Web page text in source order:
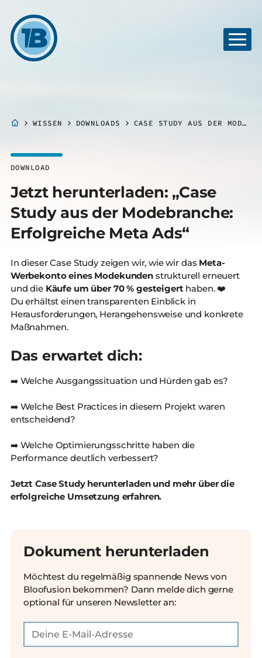
WISSEN DOWNLOADS CASE STUDY AUS DER MODEBRANCHE: ERFOLGREICHE META ADS
DOWNLOAD
Jetzt herunterladen: „Case
Study aus der Modebranche:
Erfolgreiche Meta Ads“
In dieser Case Study zeigen wir, wie wir das Meta-
Werbekonto eines Modekundenstrukturell erneuert
und dieKäufe um über 70 % gesteigert haben. ❤️
Du erhältst einen transparenten Einblick in
Herausforderungen, Herangehensweise und konkrete
Maßnahmen.
Das erwartet dich:
➡️ Welche Ausgangssituation und Hürden gab es?
➡️ Welche Best Practices in diesem Projekt waren
entscheidend?
➡️ Welche Optimierungsschritte haben die
Performance deutlich verbessert?
Jetzt Case Study herunterladen und mehr über die
erfolgreiche Umsetzung erfahren.
Dokument herunterladen
Möchtest du regelmäßig spannende News von
Bloofusion bekommen? Dann melde dich gerne
optional für unseren Newsletter an: